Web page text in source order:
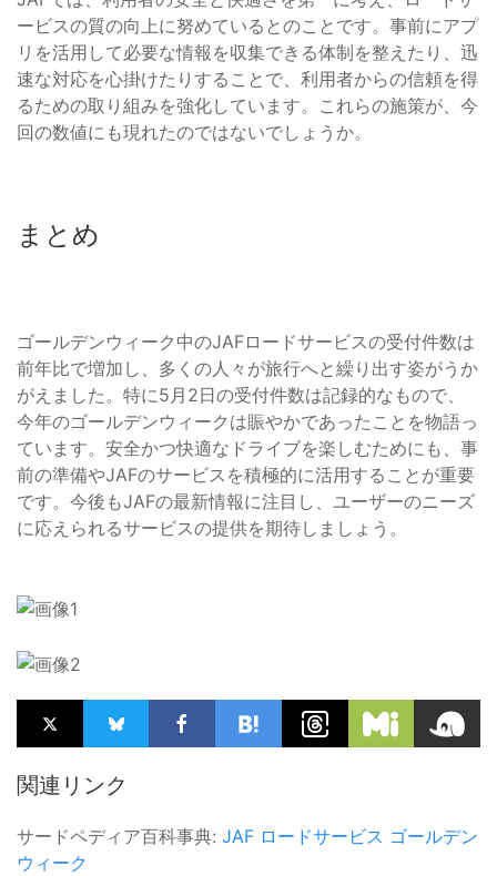
ービスの質の向上に努めているとのことです。事前にアプ
リを活用して必要な情報を収集できる体制を整えたり、迅
速な対応を心掛けたりすることで、利用者からの信頼を得
るための取り組みを強化しています。これらの施策が、今
回の数値にも現れたのではないでしょうか。
まとめ
ゴールデンウィーク中のJAFロードサービスの受付件数は
前年比で増加し、多くの人々が旅行へと繰り出す姿がうか
がえました。特に5月2日の受付件数は記録的なもので、
今年のゴールデンウィークは賑やかであったことを物語っ
ています。安全かつ快適なドライブを楽しむためにも、事
前の準備やJAFのサービスを積極的に活用することが重要
です。今後もJAFの最新情報に注目し、ユーザーのニーズ
に応えられるサービスの提供を期待しましょう。
関連リンク
サードペディア百科事典: JAF ロードサービス ゴールデン
ウィーク